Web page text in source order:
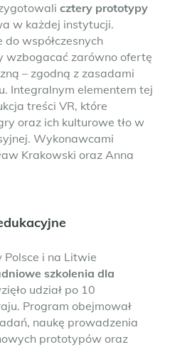
cztery prototypy
w każdej instytucji.
współczesnych
wzbogacać zarówno ofertę
– zgodną z zasadami
Integralnym elementem tej
treści VR, które
oraz ich kulturowe tło w
Wykonawcami
Krakowski oraz Anna
Polsce i na Litwie
szkolenia dla
udział po 10
Program obejmował
naukę prowadzenia
prototypów oraz